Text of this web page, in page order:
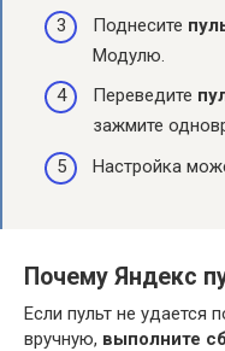
Поднесите
Модулю.
Переведите
зажмите
Настройка
Почему Яндекс
Если пульт не удается
вручную, выполните